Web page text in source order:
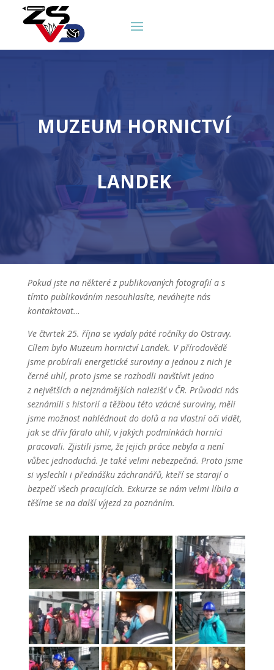
MUZEUM HORNICTVÍ
LANDEK
Pokud jste na některé z publikovaných fotografií a s
tímto publikováním nesouhlasíte, neváhejte nás
kontaktovat…
Ve čtvrtek 25. října se vydaly páté ročníky do Ostravy.
Cílem bylo Muzeum hornictví Landek. V přírodovědě
jsme probírali energetické suroviny a jednou z nich je
černé uhlí, proto jsme se rozhodli navštívit jedno
z největších a nejznámějších nalezišť v ČR. Průvodci nás
seznámili s historií a těžbou této vzácné suroviny, měli
jsme možnost nahlédnout do dolů a na vlastní oči vidět,
jak se dřív fáralo uhlí, v jakých podmínkách horníci
pracovali. Zjistili jsme, že jejich práce nebyla a není
vůbec jednoduchá. Je také velmi nebezpečná. Proto jsme
si vyslechli i přednášku záchranářů, kteří se starají o
bezpečí všech pracujících. Exkurze se nám velmi líbila a
těšíme se na další výjezd za poznáním.